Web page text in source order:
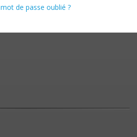
mot de passe oublié ?